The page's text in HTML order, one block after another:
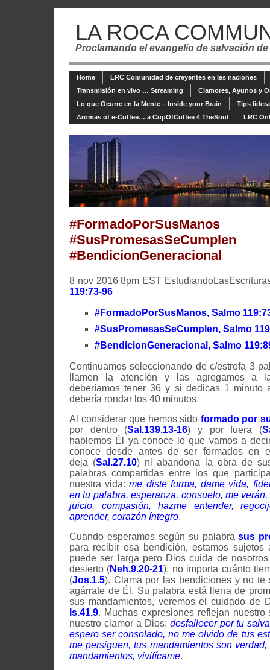
LA ROCA
Proclamando el evangelio de salvación
Home
LRC Comunidad de creyentes en las naciones
Transmisión en vivo … Streaming
Clamores, Ayunos y
Lo que Ocurre en la Mente – Inside your Brain
Tips
Aromas of e-Coffee… a CupOfCoffee 4 TheSoul
LRC
#FormadoPorSusManos
#SusPromesasSeCumplen
#BendicionGeneracional
8 nov 2016 8pm EST
119:73-96
#FormadoPorSusManos, Salmo
#SusPromesasSeCumplen, Salmo
#BendicionGeneracional , Salmo
Continuamos seleccionando de c/estrofa 3
llamen la atención y las agregamos a
deberíamos tener 36 y si dedicas 1 minuto
debería rondar los 40 minutos.
Al considerar que hemos sido formado por
por dentro (Sal.139.13-16) y por fuera (
hablemos Él ya conoce lo que vamos a
conoce desde antes de ser formados en
deja (Sal.27.10) ni abandona la obra de
palabras compartidas entre los que
nuestra vida:me diste forma, dame vida,
en tu palabra, esperanza, consuelo, me
juicio, compasión, hazme entender,
aprender, corazón íntegro.
Cuando esperamos según su palabrasus
para recibir esa bendición, estamos
puede ser larga pero Dios cuida de
desierto (Neh.9.20-21), no importa cuánto
(Jos.1.5). Clama por las bendiciones y no te
agárrate de Él. Su palabra está llena de
sus mandamientos, veremos el cuidado de
Is.41.9. Muchas expresiones reflejan
nuestro clamor a Dios: desfallecer por tu
espero ser consolado, no me olvido de tus
me persiguen, tus mandamientos son
mandamientos, vivifícame.